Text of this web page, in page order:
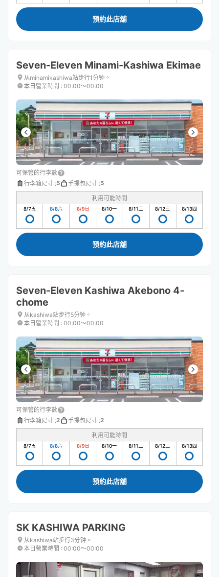
預約此店舖
Seven-Eleven Minami-Kashiwa Ekimae
从minamikashiwa站步行1分钟。
本日營業時間 : 00:00〜00:00
可保管的行李數
行李箱尺寸 :5 手提包尺寸 :5
利用可能時間
8/7五 8/8六 8/9日 8/10一 8/11二 8/12三 8/13四
預約此店舖
Seven-Eleven Kashiwa Akebono 4-
chome
从kashiwa站步行5分钟。
本日營業時間 : 00:00〜00:00
可保管的行李數
行李箱尺寸 :2 手提包尺寸 :2
利用可能時間
8/7五 8/8六 8/9日 8/10一 8/11二 8/12三 8/13四
預約此店舖
SK KASHIWA PARKING
从kashiwa站步行3分钟。
本日營業時間 : 00:00〜00:00